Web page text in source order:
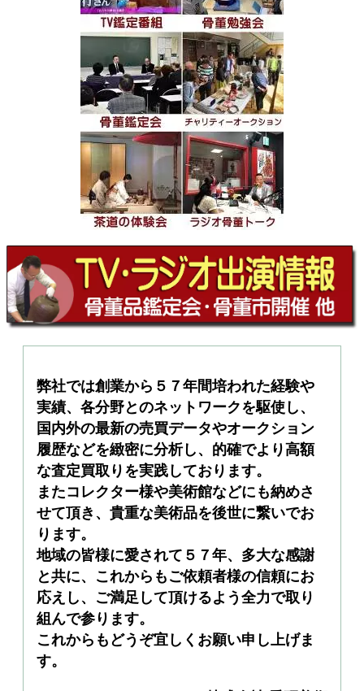
弊社では創業から５７年間培われた経験や
実績、各分野とのネットワークを駆使し、
国内外の最新の売買データやオークション
履歴などを緻密に分析し、的確でより高額
な査定買取りを実践しております。
またコレクター様や美術館などにも納めさ
せて頂き、貴重な美術品を後世に繋いでお
ります。
地域の皆様に愛されて５７年、多大な感謝
と共に、これからもご依頼者様の信頼にお
応えし、ご満足して頂けるよう全力で取り
組んで参ります。
これからもどうぞ宜しくお願い申し上げま
す。